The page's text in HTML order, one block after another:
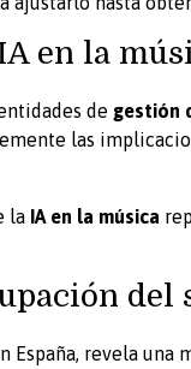
en la
de gestión
las
la IA en la música
del
revela una